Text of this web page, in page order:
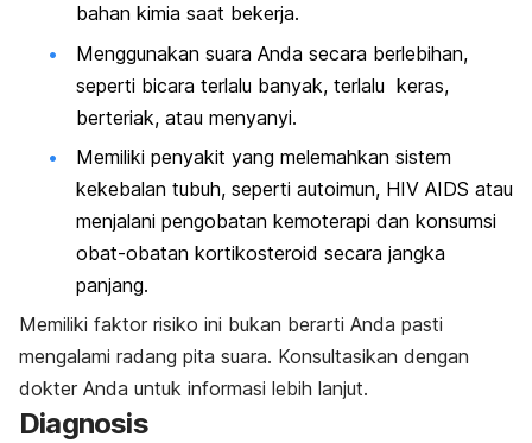
bahan kimia saat bekerja.
Menggunakan suara Anda secara berlebihan,
seperti bicara terlalu banyak, terlalu keras,
berteriak, atau menyanyi.
Memiliki penyakit yang melemahkan sistem
kekebalan tubuh, seperti autoimun, HIV AIDS atau
menjalani pengobatan kemoterapi dan konsumsi
obat-obatan kortikosteroid secara jangka
panjang.
Memiliki faktor risiko ini bukan berarti Anda pasti
mengalami radang pita suara. Konsultasikan dengan
dokter Anda untuk informasi lebih lanjut.
Diagnosis